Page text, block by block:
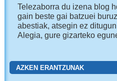
Telezaborra du izena blog
gain beste gai batzuei
abestiak, atsegin ez
Alegia, gure gizarteko
AZKEN ERANTZUNAK